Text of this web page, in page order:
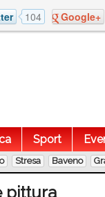
104 Google+
Sport
Stresa Baveno
pittura